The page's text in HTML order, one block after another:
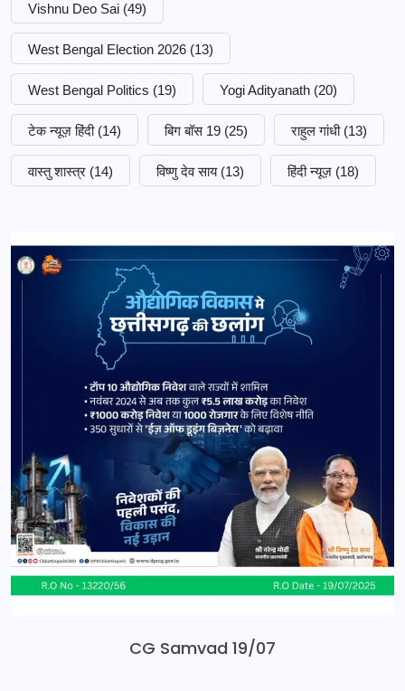
Vishnu Deo Sai (49)
West Bengal Election 2026 (13)
West Bengal Politics (19) Yogi Adityanath (20)
टेक न्यूज़ हिंदी (14) बिग बॉस 19 (25) राहुल गांधी (13)
वास्तु शास्त्र (14) विष्णु देव साय (13) हिंदी न्यूज़ (18)
CG Samvad 19/07